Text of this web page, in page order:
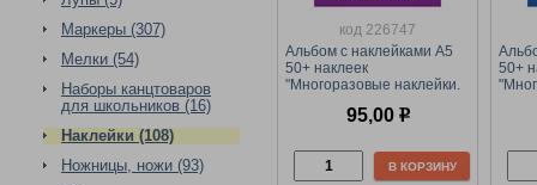
Маркеры (307)
Мелки (54)
Наборы канцтоваров
для школьников (16)
Наклейки (108)
Ножницы, ножи (93)
код 226747
Альбом с наклейками А5
50+ наклеек
"Многоразовые наклейки.
(АнА5_62500, ТРИ СОВЫ)
95,00 р
В КОРЗИНУ
50+